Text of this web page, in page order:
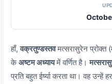
हाँ,वक्रतुण्डस्तवमत्सरासुरेन प्रोक्त
केअष्टम अध्यायमें वर्णित है।
प्रति बहुत ईर्ष्या करता था। वह उन्हें